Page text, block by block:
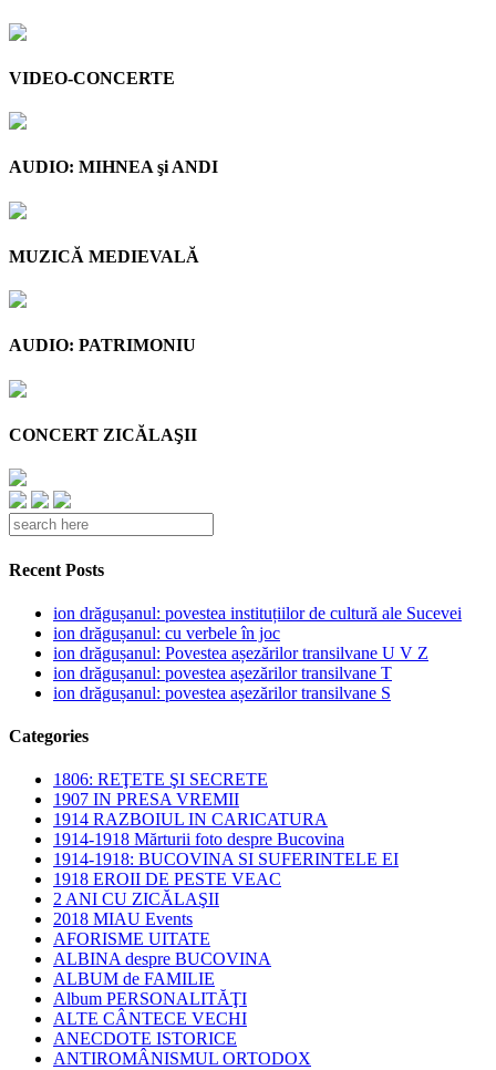
VIDEO-CONCERTE
AUDIO: MIHNEA şi ANDI
MUZICĂ MEDIEVALĂ
AUDIO: PATRIMONIU
CONCERT ZICĂLAŞII
Recent Posts
ion drăgușanul: povestea instituțiilor de cultură ale Sucevei
ion drăgușanul: cu verbele în joc
ion drăgușanul: Povestea așezărilor transilvane U V Z
ion drăgușanul: povestea așezărilor transilvane T
ion drăgușanul: povestea așezărilor transilvane S
Categories
1806: REŢETE ŞI SECRETE
1907 IN PRESA VREMII
1914 RAZBOIUL IN CARICATURA
1914-1918 Mărturii foto despre Bucovina
1914-1918: BUCOVINA SI SUFERINTELE EI
1918 EROII DE PESTE VEAC
2 ANI CU ZICĂLAŞII
2018 MIAU Events
AFORISME UITATE
ALBINA despre BUCOVINA
ALBUM de FAMILIE
Album PERSONALITĂŢI
ALTE CÂNTECE VECHI
ANECDOTE ISTORICE
ANTIROMÂNISMUL ORTODOX